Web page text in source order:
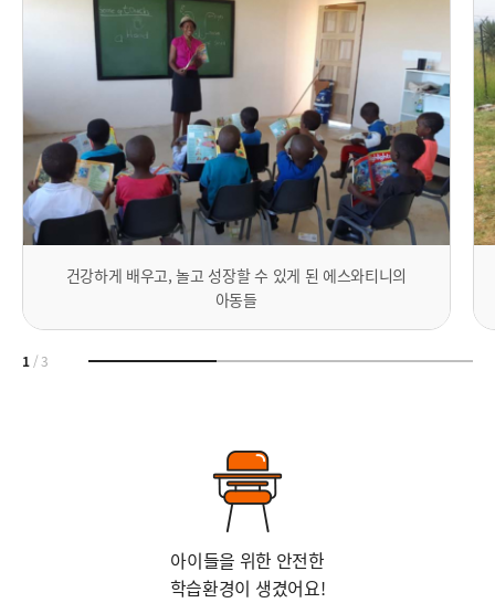
건강하게 배우고, 놀고 성장할 수 있게 된 에스와티니의
아동들
1/3
아이들을 위한 안전한
학습환경이 생겼어요!